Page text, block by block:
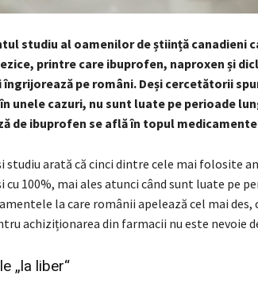
studiu al oamenilor de știință canadieni
printre care ibuprofen, naproxen și
îngrijorează pe români. Deși cercetătorii
unele cazuri, nu sunt luate pe perioade
de ibuprofen se află în topul
studiu arată că cinci dintre cele mai folosite
cu 100%, mai ales atunci când sunt luate pe
la care românii apelează cel mai des,
achiziționarea din farmacii nu este nevoie
„la liber“